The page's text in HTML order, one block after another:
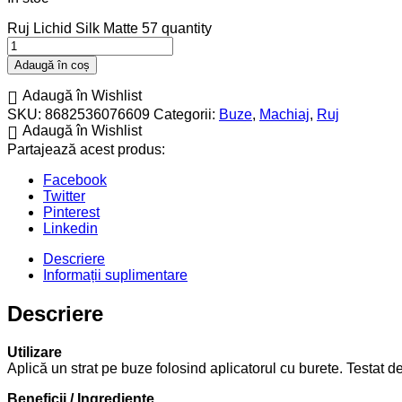
Ruj Lichid Silk Matte 57 quantity
Adaugă în coș
Adaugă în Wishlist
SKU: 8682536076609 Categorii: Buze, Machiaj, Ruj
Adaugă în Wishlist
Partajează acest produs:
Facebook
Twitter
Pinterest
Linkedin
Descriere
Informații suplimentare
Descriere
Utilizare
Aplică un strat pe buze folosind aplicatorul cu burete. Testat
Beneficii / Ingrediente